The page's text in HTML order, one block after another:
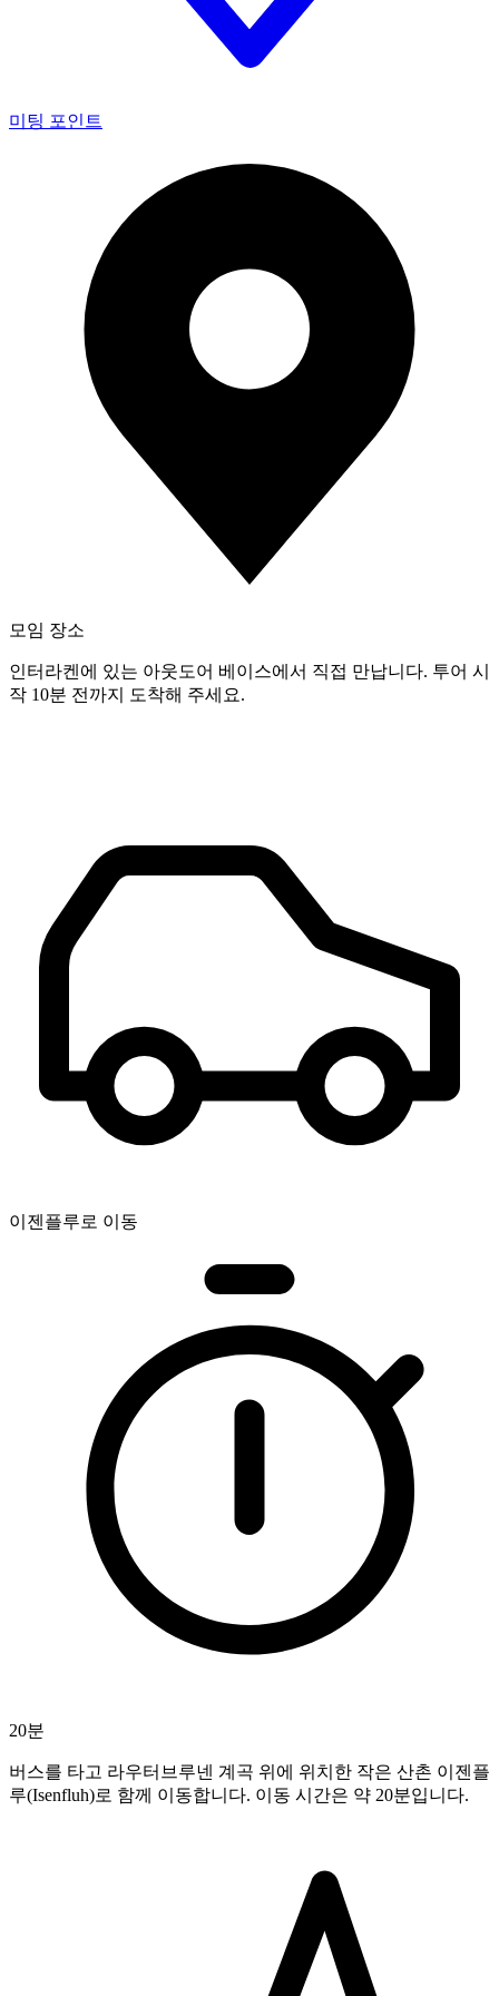
미팅 포인트
모임 장소
인터라켄에 있는 아웃도어 베이스에서 직접 만납니다. 투어 시
작 10분 전까지 도착해 주세요.
이젠플루로 이동
20분
버스를 타고 라우터브루넨 계곡 위에 위치한 작은 산촌 이젠플
루(Isenfluh)로 함께 이동합니다. 이동 시간은 약 20분입니다.